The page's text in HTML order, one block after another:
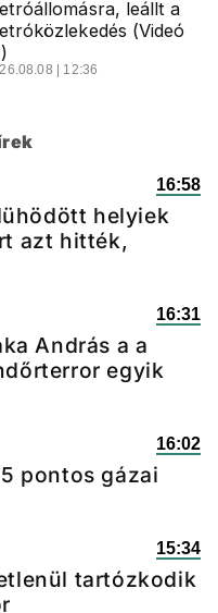
leállt a
(Videó
| 12:36
16:58
helyiek
azt hitték,
16:31
András a a
egyik
16:02
pontos gázai
15:34
tartózkodik